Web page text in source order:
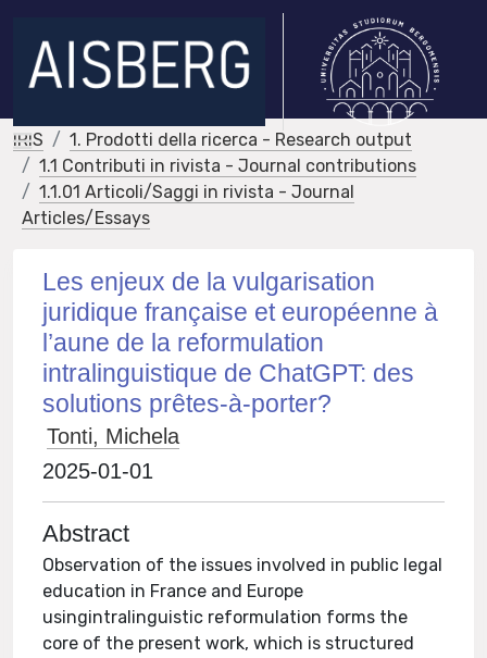
IRIS
1. Prodotti della ricerca - Research output
1.1 Contributi in rivista - Journal contributions
1.1.01 Articoli/Saggi in rivista - Journal
Articles/Essays
Les enjeux de la vulgarisation
juridique française et européenne à
l’aune de la reformulation
intralinguistique de ChatGPT: des
solutions prêtes-à-porter?
Tonti, Michela
2025-01-01
Abstract
Observation of the issues involved in public legal
education in France and Europe
usingintralinguistic reformulation forms the
core of the present work, which is structured